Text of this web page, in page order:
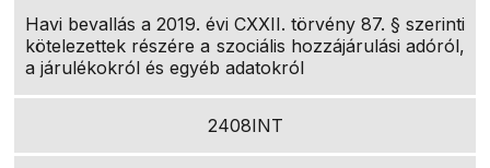
Havi bevallás a 2019. évi CXXII. törvény 87. § szerinti
kötelezettek részére a szociális hozzájárulási adóról,
a járulékokról és egyéb adatokról
2408INT